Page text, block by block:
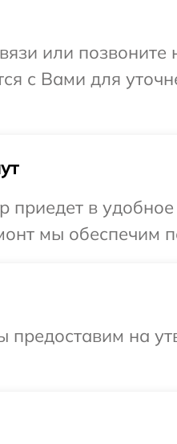
или
с Вами для
в
мы обеспечим
предоставим на